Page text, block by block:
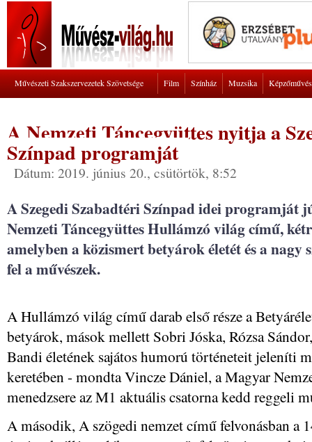
Művészeti Szakszervezetek Szövetsége Film Színház Muzsika
A Nemzeti Táncegyüttes nyitja a
Színpad programját
Dátum: 2019. június 20., csütörtök, 8:52
A Szegedi Szabadtéri Színpad idei programját
Nemzeti Táncegyüttes Hullámzó világ című,
amelyben a közismert betyárok életét és a nagy
fel a művészek.
A Hullámzó világ című darab első része a
betyárok, mások mellett Sobri Jóska, Rózsa
Bandi életének sajátos humorú történeteit jeleníti
keretében - mondta Vincze Dániel, a Magyar
menedzsere az M1 aktuális csatorna kedd reggeli
A második, A szögedi nemzet című felvonásban a